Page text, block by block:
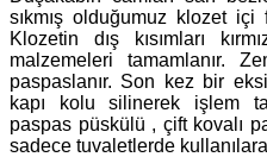
sıkmış olduğumuz klozet içi
Klozetin dış kısımları
malzemeleri tamamlanır.
paspaslanır. Son kez bir
kapı kolu silinerek işlem
paspas püskülü , çift kovalı
sadece tuvaletlerde